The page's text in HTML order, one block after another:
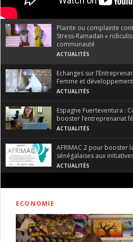
Plainte ou complainte
Stress-Ramadan »
communauté
ACTUALITÉS
Echanges sur
Femme et
ACTUALITÉS
Espagne Fuerteventura :
booster l’entreprenariat
ACTUALITÉS
AFRIMAC 2 pour booster
sénégalaises aux
ACTUALITÉS
Espagne : un touriste
la furie des émigrés,
de Plaça de Catalunya
ECONOMIE